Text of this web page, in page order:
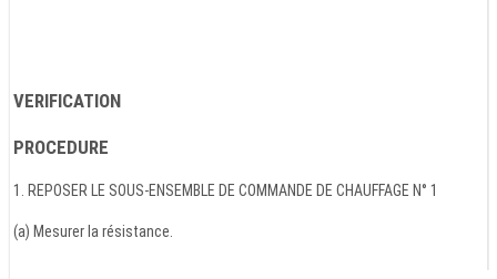
VERIFICATION
PROCEDURE
1. REPOSER LE SOUS-ENSEMBLE DE COMMANDE DE CHAUFFAGE N° 1
(a) Mesurer la résistance.